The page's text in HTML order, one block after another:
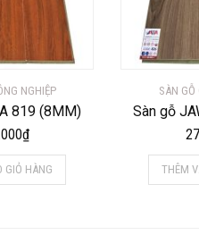
NGHIỆP
819 (8MM)
₫
GIỎ HÀNG
SÀN GỖ
Sàn gỗ
THÊM